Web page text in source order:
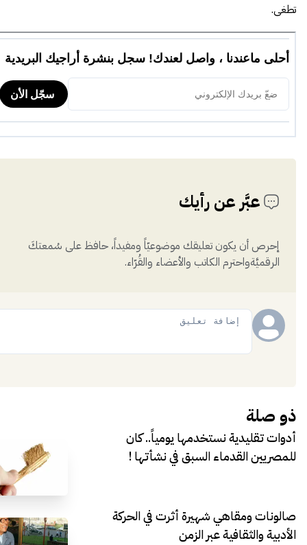
تطغى.
عبَّر عن رأيك
إحرص أن يكون تعليقك موضوعيّاً ومفيداً، حافظ على سُمعتكَ
الرقميَّةواحترم الكاتب والأعضاء والقُرّاء.
ذو صلة
أدوات تقليدية نستخدمها يومياً.. كان
للمصريين القدماء السبق في نشأتها !
صالونات ومقاهي شهيرة أثرت في الحركة
الأدبية والثقافية عبر الزمن